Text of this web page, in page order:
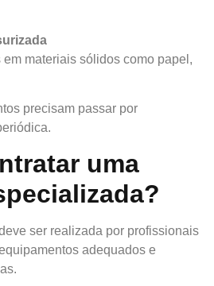
em materiais sólidos como papel,
precisam passar por
uma
ser realizada por profissionais
adequados e